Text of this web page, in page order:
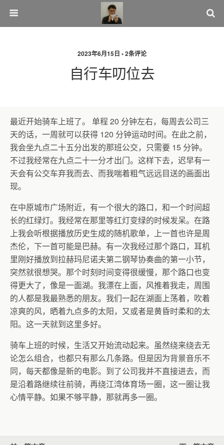
2023年6月15日 • 2条评论
自行车叨位去
最近开始骑车上班了。 单程 20 分钟左右，每周去公司三
天的话，一周就可以获得 120 分钟运动时间。在此之前，
我会坐九点二十五分出发的那班公交，只需要 15 分钟。
不过我经常在九点二十一分才出门。这样下去，迟早有一
天会有公交车弃我而去、而我喘着粗气远远目送的画面出
现。
在中原城市广场附近，有一个很大的路口，和一个时间超
长的红绿灯。我经常在那里等红灯变绿的时候发呆。在路
上我会听根据播放历史生成的随机歌单，上一首也许是周
杰伦，下一首可能是巴赫。有一次我经过那个路口，耳机
里刚好播放到拉赫玛尼诺夫第二钢琴协奏曲的第一小节，
突然就很想哭。那个时刻时间变得很缓慢，那个路口也变
得更大了，像是一面湖。我漂在上面，风推着我走，周围
的人都是我最熟悉的朋友。我们一起在湖面上荡着，吹着
凉爽的风，晒着九点多的太阳，又或者是黄昏时柔和的太
阳。这一天就到这里多好。
骑车上班的时候，生活又开始流动起来。虽然绕来绕去无
论怎么组合，也都只有那么几条路。但是因为背景音乐不
同，每天都像是新的电影。到了公司我并不直接进去，而
是沿着路继续往前骑，再绕江湾体育场一圈，这一圈让我
心情平静。如果不够平静，那就再多一圈。